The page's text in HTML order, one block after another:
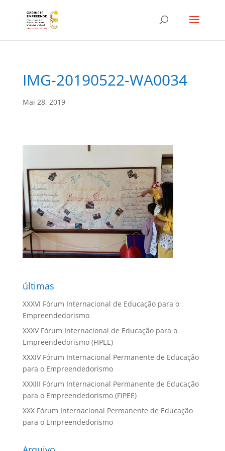
IMG-20190522-WA0034
Mai 28, 2019
últimas
XXXVI Fórum Internacional de Educação para o
Empreendedorismo
XXXV Fórum Internacional de Educação para o
Empreendedorismo (FIPEE)
XXXIV Fórum Internacional Permanente de Educação
para o Empreendedorismo
XXXIII Fórum Internacional Permanente de Educação
para o Empreendedorismo (FIPEE)
XXX Fórum Internacional Permanente de Educação
para o Empreendedorismo